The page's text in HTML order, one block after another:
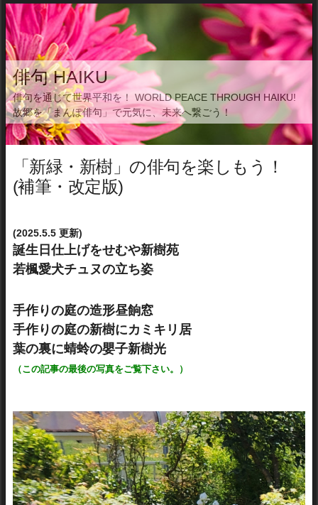
俳句 HAIKU
俳句を通じて世界平和を！ WORLD PEACE THROUGH HAIKU!
故郷を「まんぽ俳句」で元気に、未来へ繋ごう！
「新緑・新樹」の俳句を楽しもう！
(補筆・改定版)
(2025.5.5 更新)
誕生日仕上げをせむや新樹苑
若楓愛犬チュヌの立ち姿
手作りの庭の造形昼餉窓
手作りの庭の新樹にカミキリ居
葉の裏に蜻蛉の嬰子新樹光
（この記事の最後の写真をご覧下さい。）